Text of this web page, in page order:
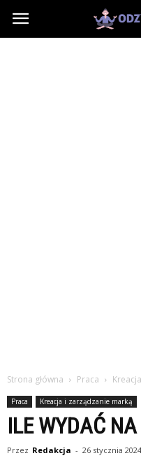
OdzyskajDzien.pl
Strona główna Praca
Praca Kreacja i zarządzanie marką
ILE WYDAĆ
Przez Redakcja - 26 stycznia 2024